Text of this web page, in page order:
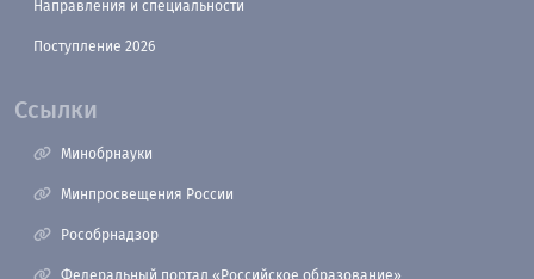
Направления и специальности
Поступление 2026
Ссылки
Минобрнауки
Минпросвещения России
Рособрнадзор
Федеральный портал «Российское образование»